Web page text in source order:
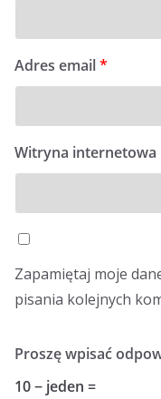
Adres email*
Witryna internetowa
Zapamiętaj moje
pisania kolejnych
Proszę wpisać
10 − jeden =